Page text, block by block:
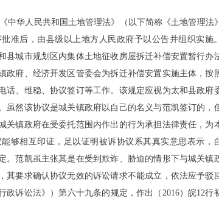
中华人民共和国土地管理法》（以下简称《土地管理法
准后，由县级以上地方人民政府予以公告并组织实施
县城市规划区内集体土地征收房屋拆迁补偿安置暂行办
政府、经济开发区管委会为拆迁补偿安置实施主体，按
话、维稳、协议签订等工作。该规定应视为太和县政府
虽然该协议是城关镇政府以自己的名义与范凯签订的，
关镇政府在受委托范围内作出的行为承担法律责任，为
够相互印证，足以证明被诉协议系其真实意思表示，
。范凯虽主张其是在受到欺诈、胁迫的情形下与城关镇
其要求确认协议无效的诉讼请求不能成立，依法应予驳
政诉讼法》）第六十九条的规定，作出（2016）皖12行